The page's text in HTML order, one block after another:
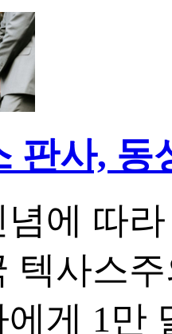
판사, 동
념에 따
텍사스
게 1만